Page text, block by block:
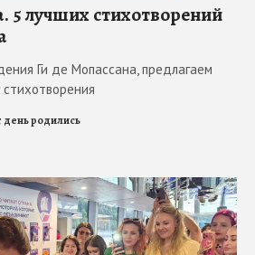
5 лучших стихотворений
Ги де Мопассана, предлагаем
день родились